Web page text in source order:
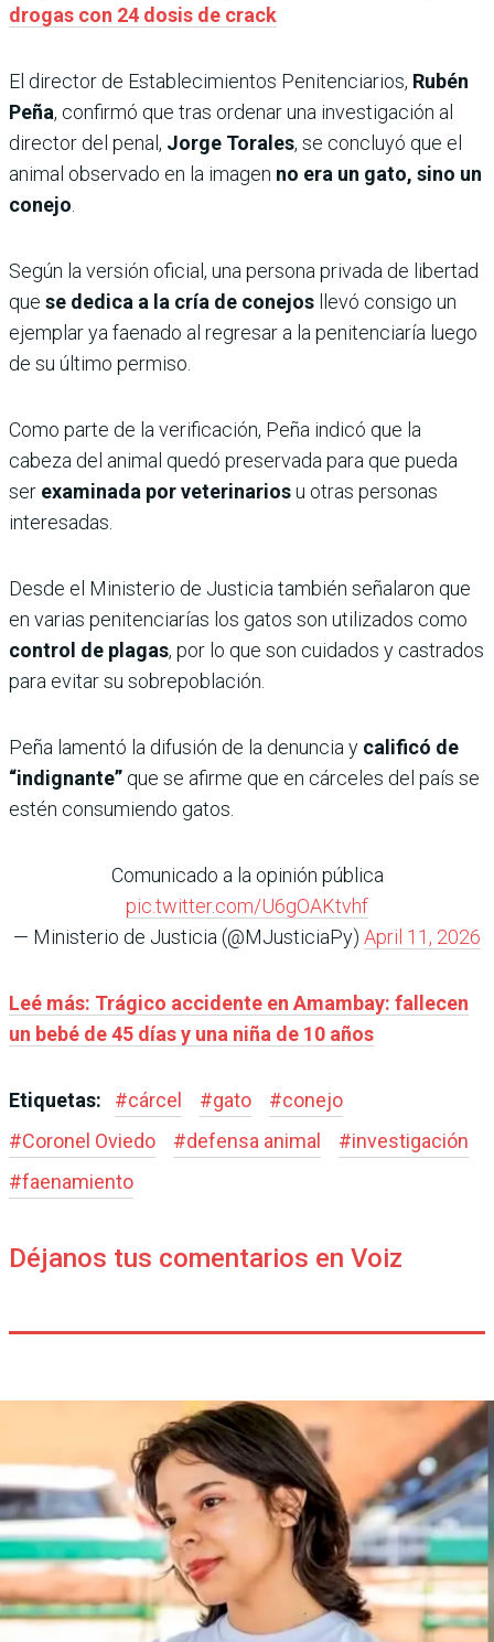
drogas con 24 dosis de crack
El director de Establecimientos Penitenciarios, Rubén
Peña, confirmó que tras ordenar una investigación al
director del penal, Jorge Torales, se concluyó que el
animal observado en la imagen no era un gato, sino un
conejo
Según la versión oficial, una persona privada de libertad
que se dedica a la cría de conejos llevó consigo un
ejemplar ya faenado al regresar a la penitenciaría luego
de su último permiso.
Como parte de la verificación, Peña indicó que la
cabeza del animal quedó preservada para que pueda
ser examinada por veterinariosu otras personas
interesadas.
Desde el Ministerio de Justicia también señalaron que
en varias penitenciarías los gatos son utilizados como
control de plagas, por lo que son cuidados y castrados
para evitar su sobrepoblación.
Peña lamentó la difusión de la denuncia y calificó de
“indignante” que se afirme que en cárceles del país se
estén consumiendo gatos.
Comunicado a la opinión pública
pic.twitter.com/U6gOAKtvhf
— Ministerio de Justicia (@MJusticiaPy) April 11, 2026
Leé más: Trágico accidente en Amambay: fallecen
un bebé de 45 días y una niña de 10 años
Etiquetas: #cárcel #gato #conejo
#Coronel Oviedo #defensa animal #investigación
#faenamiento
Déjanos tus comentarios en Voiz